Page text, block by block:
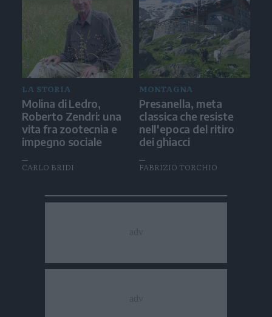
LA STORIA
Molina di Ledro,
Roberto Zendri: una
vita fra zootecnia e
impegno sociale
CARLO BRIDI
MONTAGNA
Presanella, meta
classica che resiste
nell'epoca del ritiro
dei ghiacci
FABRIZIO TORCHIO